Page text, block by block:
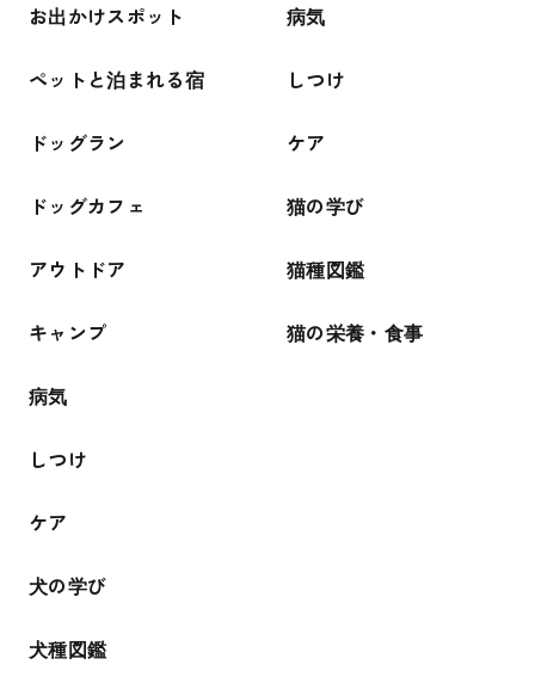
お出かけスポット
ペットと泊まれる宿
ドッグラン
ドッグカフェ
アウトドア
キャンプ
病気
しつけ
ケア
犬の学び
犬種図鑑
病気
しつけ
ケア
猫の学び
猫種図鑑
猫の栄養・食事